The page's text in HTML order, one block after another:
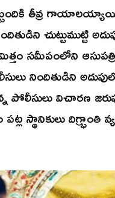
తీవ్ర గాయాలయ్యాయి.
చుట్టుముట్టి
సమీపంలోని
నిందితుడిని
పోలీసులు విచారణ
దిగ్భ్రాంతి